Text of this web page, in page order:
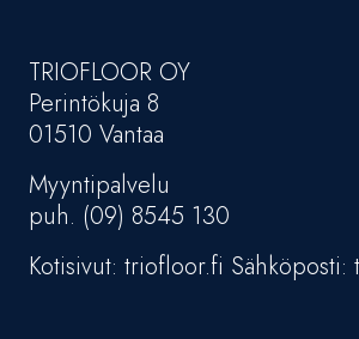
TRIOFLOOR OY
Perintökuja 8
01510 Vantaa
Myyntipalvelu
puh. (09) 8545 130
Kotisivut: triofloor.fi Sähköposti: